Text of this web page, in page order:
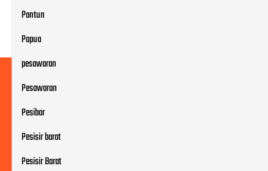
Pantun
Papua
pesawaran
Pesawaran
Pesibar
Pesisir barat
Pesisir Barat